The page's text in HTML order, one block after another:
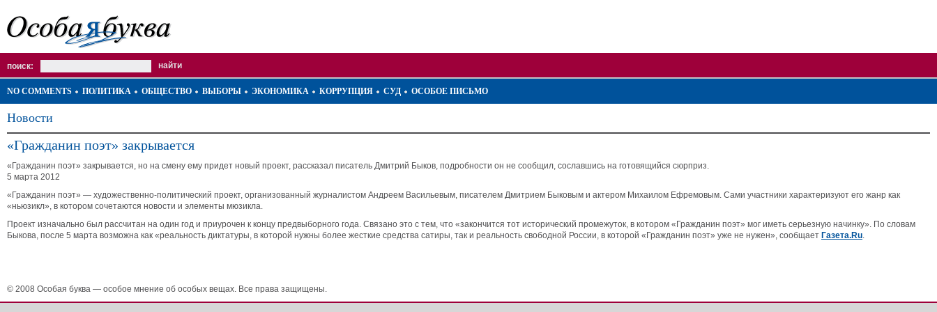
поиск:
NO COMMENTS ПОЛИТИКА ОБЩЕСТВО ВЫБОРЫ ЭКОНОМИКА КОРРУПЦИЯ СУД ОСОБОЕ ПИСЬМО
Новости
«Гражданин поэт» закрывается
«Гражданин поэт» закрывается, но на смену ему придет новый проект, рассказал писатель Дмитрий Быков, подробности он не сообщил, сославшись на готовящийся сюрприз.
5 марта 2012
«Гражданин поэт» — художественно-политический проект, организованный журналистом Андреем Васильевым, писателем Дмитрием Быковым и актером Михаилом Ефремовым. Сами участники характеризуют его жанр как
«ньюзикл», в котором сочетаются новости и элементы мюзикла.
Проект изначально был рассчитан на один год и приурочен к концу предвыборного года. Связано это с тем, что «закончится тот исторический промежуток, в котором «Гражданин поэт» мог иметь серьезную начинку». По словам
Быкова, после 5 марта возможна как «реальность диктатуры, в которой нужны более жесткие средства сатиры, так и реальность свободной России, в которой «Гражданин поэт» уже не нужен», сообщает Газета.Ru.
© 2008 Особая буква — особое мнение об особых вещах. Все права защищены.